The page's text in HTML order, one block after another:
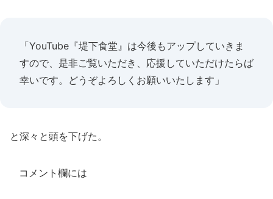
「YouTube『堤下食堂』は今後もアップしていきま
すので、是非ご覧いただき、応援していただけたらば
幸いです。どうぞよろしくお願いいたします」
と深々と頭を下げた。
コメント欄には